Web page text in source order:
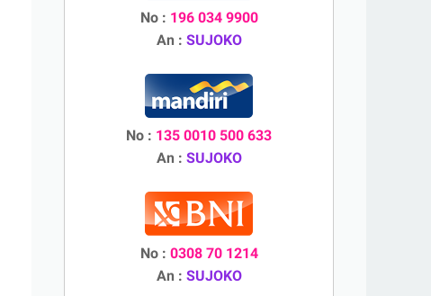
No : 196 034 9900
An : SUJOKO
No : 135 0010 500 633
An : SUJOKO
No : 0308 70 1214
An : SUJOKO